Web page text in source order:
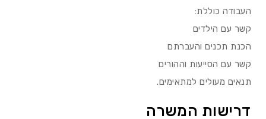
העבודה כוללת:
קשר עם הילדים
הכנת תכנים והעברתם
קשר עם הסייעות וההורים
תנאים מעולים למתאימים.
דרישות המשרה